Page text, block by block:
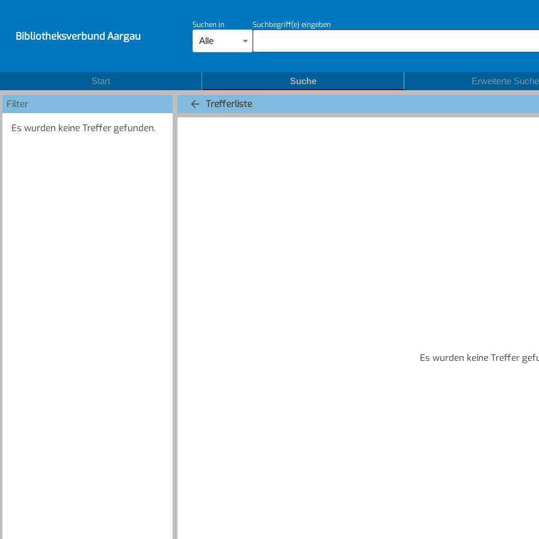
Bibliotheksverbund Aargau
Suchen in
Alle
Suchbegriff(e) eingeben
Start Suche Erweiterte Suche
Filter
Es wurden keine Treffer gefunden.
Trefferliste
Es wurden keine Treffer